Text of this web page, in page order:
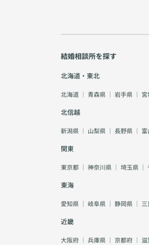
結婚相談所を探す
北海道・東北
北海道 ｜ 青森県 ｜ 岩手県 ｜
北信越
新潟県 ｜ 山梨県 ｜ 長野県 ｜
関東
東京都 ｜ 神奈川県 ｜ 埼玉県 ｜
東海
愛知県 ｜ 岐阜県 ｜ 静岡県 ｜
近畿
大阪府 ｜ 兵庫県 ｜ 京都府 ｜ 滋